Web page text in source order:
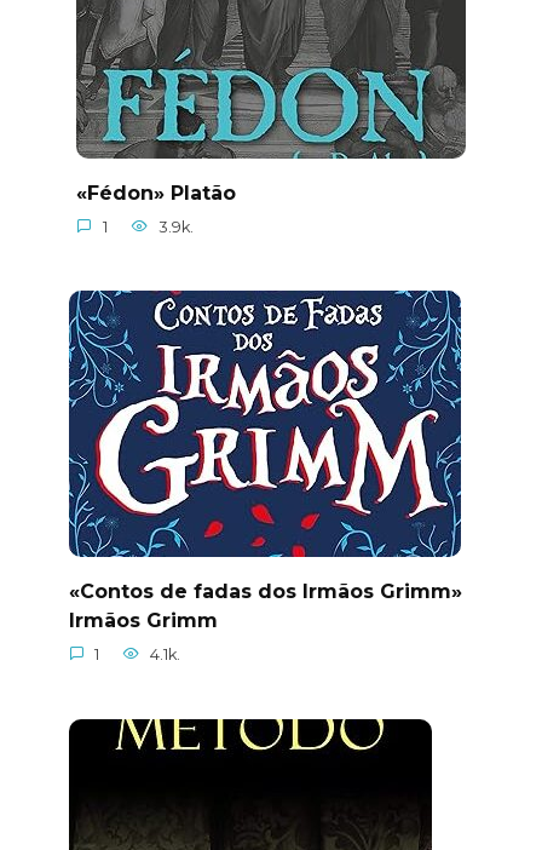
«Fédon» Platão
1 3.9k.
«Contos de fadas dos Irmãos Grimm»
Irmãos Grimm
1 4.1k.